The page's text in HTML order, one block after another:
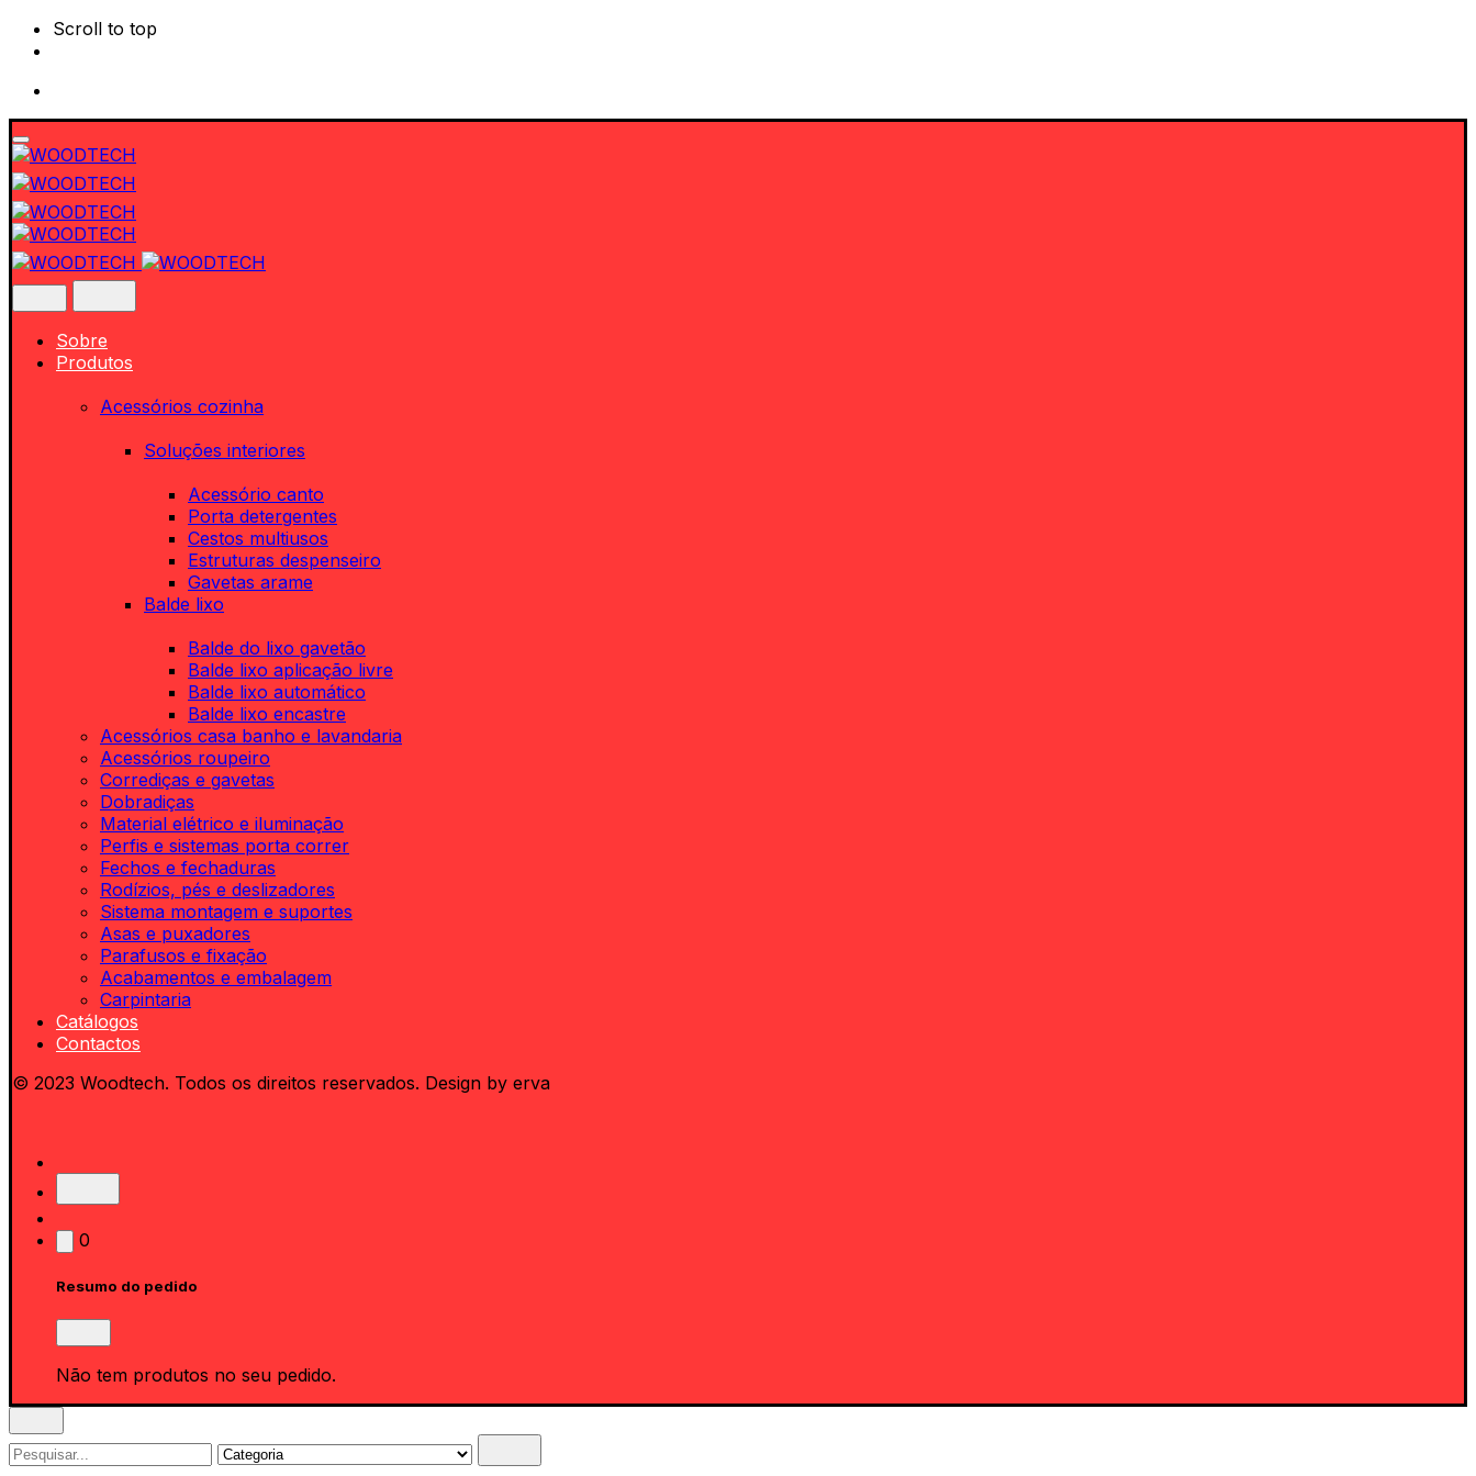
Scroll to top
Skip
to
content
Sobre
Produtos
Acessórios cozinha
Soluções interiores
Acessório canto
Porta detergentes
Cestos multiusos
Estruturas despenseiro
Gavetas arame
Balde lixo
Balde do lixo gavetão
Balde lixo aplicação livre
Balde lixo automático
Balde lixo encastre
Acessórios casa banho e lavandaria
Acessórios roupeiro
Corrediças e gavetas
Dobradiças
Material elétrico e iluminação
Perfis e sistemas porta correr
Fechos e fechaduras
Rodízios, pés e deslizadores
Sistema montagem e suportes
Asas e puxadores
Parafusos e fixação
Acabamentos e embalagem
Carpintaria
Catálogos
Contactos
© 2023 Woodtech. Todos os direitos reservados. Design by erva
0
Resumo do pedido
Não tem produtos no seu pedido.
Search
for